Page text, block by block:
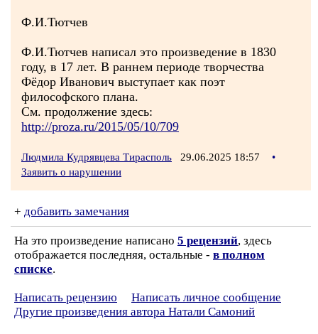
Ф.И.Тютчев
Ф.И.Тютчев написал это произведение в 1830
году, в 17 лет. В раннем периоде творчества
Фёдор Иванович выступает как поэт
философского плана.
См. продолжение здесь:
http://proza.ru/2015/05/10/709
Людмила Кудрявцева Тирасполь 29.06.2025 18:57
•
Заявить о нарушении
+ добавить замечания
На это произведение написано 5 рецензий, здесь
отображается последняя, остальные - в полном
списке.
Написать рецензию
Написать личное сообщение
Другие произведения автора Натали Самоний